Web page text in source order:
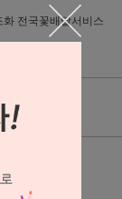
전국꽃배달서비스